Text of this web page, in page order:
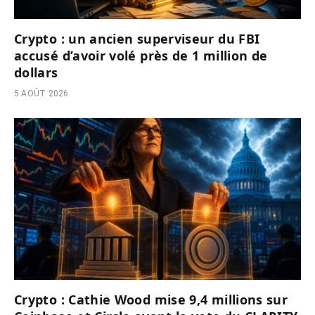
Crypto : un ancien superviseur du FBI
accusé d’avoir volé près de 1 million de
dollars
5 AOÛT 2026
Crypto : Cathie Wood mise 9,4 millions sur